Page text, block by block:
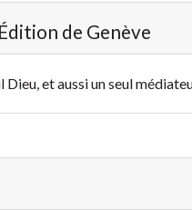
de Genève
Dieu, et aussi un seul